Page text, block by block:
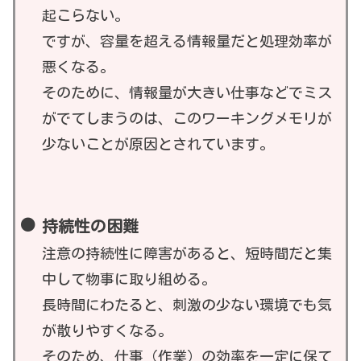
起こらない。
ですが、容量を超える情報量だと処理効率が
悪くなる。
そのために、情報量が大きい仕事などでミス
がでてしまうのは、このワーキングメモリが
少ないことが原因とされています。
持続性の困難
注意の持続性に障害があると、短時間だと集
中して物事に取り組める。
長時間にわたると、刺激の少ない環境でも気
が散りやすくなる。
そのため、仕事（作業）の効率を一定に保て